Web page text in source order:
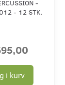
-
- 12 STK.
i kurv